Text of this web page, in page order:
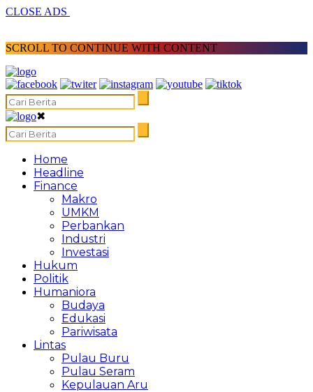
CLOSE ADS
SCROLL TO CONTINUE WITH CONTENT
✖
Home
Headline
Finance
Makro
UMKM
Perbankan
Industri
Investasi
Hukum
Politik
Humaniora
Budaya
Edukasi
Pariwisata
Lintas
Pulau Buru
Pulau Seram
Kepulauan Aru